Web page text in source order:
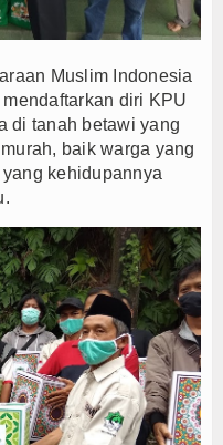
Muslim Indonesia
diri KPU
di tanah betawi yang
baik warga yang
kehidupannya